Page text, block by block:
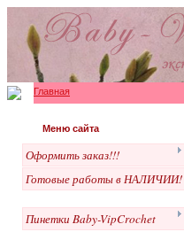
Главная
Меню сайта
Оформить заказ!!!
Готовые работы в НАЛИЧИИ!
Пинетки Baby-VipCrochet